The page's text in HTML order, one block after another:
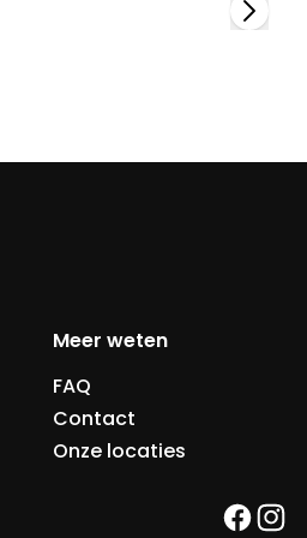
Meer weten
FAQ
Contact
Onze locaties